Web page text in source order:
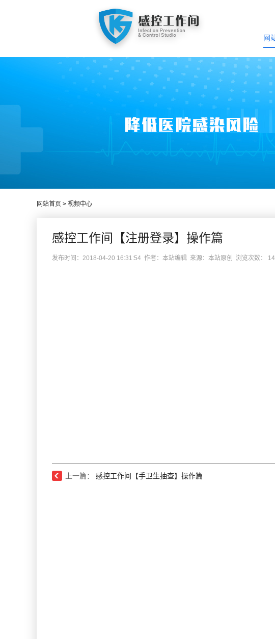
网
网站首页 > 视频中心
感控工作间【注册登录】操作篇
发布时间：2018-04-20 16:31:54 作者：本站编辑 来源：本站原创 浏览次数：
上一篇： 感控工作间【手卫生抽查】操作篇